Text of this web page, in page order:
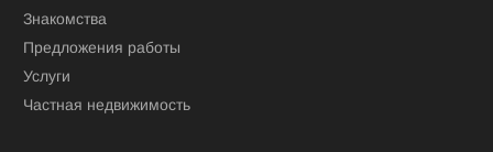
Знакомства
Предложения работы
Услуги
Частная недвижимость